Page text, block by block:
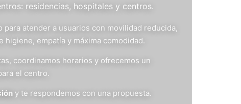
residencias, hospitales y centros.
para atender a usuarios con movilidad reducida,
higiene, empatía y máxima comodidad.
coordinamos horarios y ofrecemos un
el centro.
y te respondemos con una propuesta.